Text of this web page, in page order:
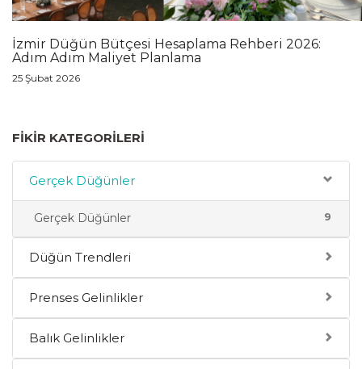
İzmir Düğün Bütçesi Hesaplama Rehberi 2026:
Adım Adım Maliyet Planlama
25 Şubat 2026
FIKIR KATEGORILERI
Gerçek Düğünler
9
Gerçek Düğünler
Düğün Trendleri
Prenses Gelinlikler
Balık Gelinlikler